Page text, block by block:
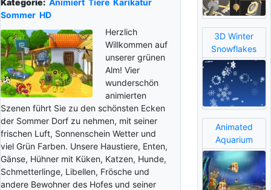
Sommer HD
Herzlich
Willkommen auf
unserer grünen
Alm! Vier
wunderschön
animierten
Szenen führt Sie zu den schönsten Ecken
der Sommer Dorf zu nehmen, mit seiner
frischen Luft, Sonnenschein Wetter und
viel Grün Farben. Unsere Haustiere, Enten,
Gänse, Hühner mit Küken, Katzen, Hunde,
Schmetterlinge, Libellen, Frösche und
andere Bewohner des Hofes und seiner
3D Winter
Snowflakes
Animated
Aquarium